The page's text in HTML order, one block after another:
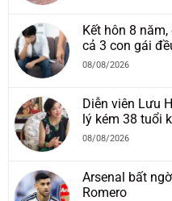
Kết hôn 8
cả 3 con gái
08/08/2026
Diễn viên Lưu
lý kém 38 tuổi
08/08/2026
Arsenal bất
Romero